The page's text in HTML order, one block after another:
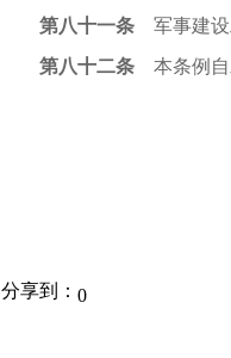
第八十一条 军事建设
第八十二条 本条例自
分享到： 0